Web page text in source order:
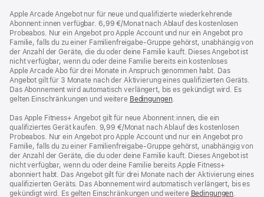
Apple Arcade Angebot nur für neue und qualifizierte wiederkehrende
Abonnent:innen verfügbar. 6,99 €/Monat nach Ablauf des kostenlosen
Probeabos. Nur ein Angebot pro Apple Account und nur ein Angebot pro
Familie, falls du zu einer Familienfreigabe-Gruppe gehörst, unabhängig von
der Anzahl der Geräte, die du oder deine Familie kauft. Dieses Angebot ist
nicht verfügbar, wenn du oder deine Familie bereits ein kostenloses
Apple Arcade Abo für drei Monate in Anspruch genommen habt. Das
Angebot gilt für 3 Monate nach der Aktivierung eines qualifizierten Geräts.
Das Abonnement wird automatisch verlängert, bis es gekündigt wird. Es
gelten Einschränkungen und weitere Bedingungen
Das Apple Fitness+ Angebot gilt für neue Abonnent:innen, die ein
qualifiziertes Gerät kaufen. 9,99 €/Monat nach Ablauf des kostenlosen
Probeabos. Nur ein Angebot pro Apple Account und nur ein Angebot pro
Familie, falls du zu einer Familienfreigabe-Gruppe gehörst, unabhängig von
der Anzahl der Geräte, die du oder deine Familie kauft. Dieses Angebot ist
nicht verfügbar, wenn du oder deine Familie bereits Apple Fitness+
abonniert habt. Das Angebot gilt für drei Monate nach der Aktivierung eines
qualifizierten Geräts. Das Abonnement wird automatisch verlängert, bis es
gekündigt wird. Es gelten Einschränkungen und weitere Bedingungen